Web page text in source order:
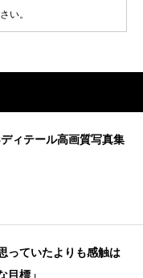
い。
ィテール高画質写真集
っていたよりも感触は
目標」